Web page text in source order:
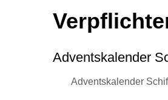
Adventskalender
Adventskalender